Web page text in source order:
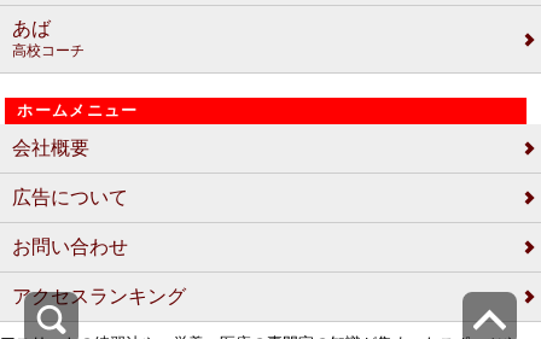
あば
高校コーチ
ホームメニュー
会社概要
広告について
お問い合わせ
アクセスランキング